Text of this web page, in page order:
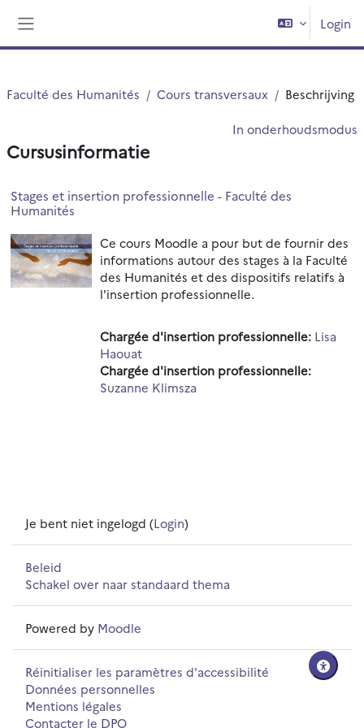
Login
Faculté des Humanités Cours transversaux Beschrijving
In onderhoudsmodus
Cursusinformatie
Stages et insertion professionnelle - Faculté des
Humanités
Ce cours Moodle a pour but de fournir des
informations autour des stages à la Faculté
des Humanités et des dispositifs relatifs à
l'insertion professionnelle.
Chargée d'insertion professionnelle: Lisa
Haouat
Chargée d'insertion professionnelle:
Suzanne Klimsza
Je bent niet ingelogd (Login)
Beleid
Schakel over naar standaard thema
Powered by Moodle
Réinitialiser les paramètres d'accessibilité
Données personnelles
Mentions légales
Contacter le DPO